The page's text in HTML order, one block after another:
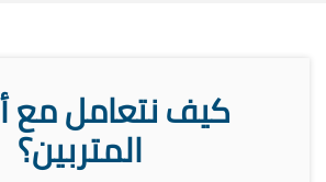
كيف نتعامل مع
المتربين؟